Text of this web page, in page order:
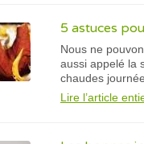
5 astuces
Nous ne
aussi appelé la
chaudes
Lire l’article